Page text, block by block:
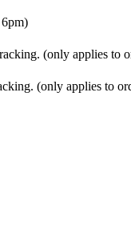
(only applies to
(only applies to